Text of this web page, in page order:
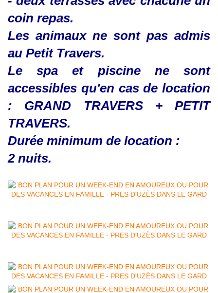
coin repas.
Les animaux ne sont pas admis
au Petit Travers.
Le spa et piscine ne sont
accessibles qu'en cas de location
: GRAND TRAVERS + PETIT
TRAVERS.
Durée minimum de location :
2 nuits.